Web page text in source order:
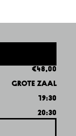
€48,00
GROTE ZAAL
19:30
20:30